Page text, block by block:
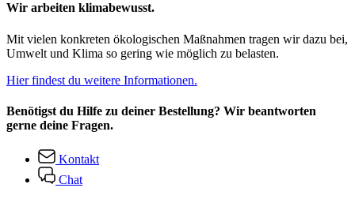
Wir arbeiten klimabewusst.
Mit vielen konkreten ökologischen Maßnahmen tragen wir dazu bei,
Umwelt und Klima so gering wie möglich zu belasten.
Hier findest du weitere Informationen.
Benötigst du Hilfe zu deiner Bestellung? Wir beantworten
gerne deine Fragen.
Kontakt
Chat